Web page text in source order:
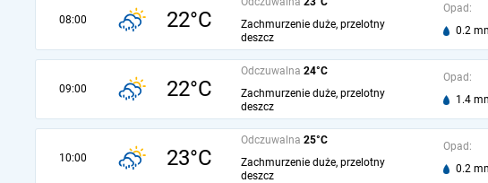
08:00 22°C
Zachmurzenie duże, przelotny
deszcz
Opad:
0.2
09:00 22°C
Odczuwalna 24°C
Zachmurzenie duże, przelotny
deszcz
Opad:
1.4
10:00 23°C
Odczuwalna 25°C
Zachmurzenie duże, przelotny
deszcz
Opad:
0.2